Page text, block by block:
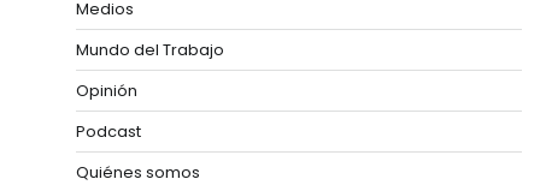
Medios
Mundo del Trabajo
Opinión
Podcast
Quiénes somos